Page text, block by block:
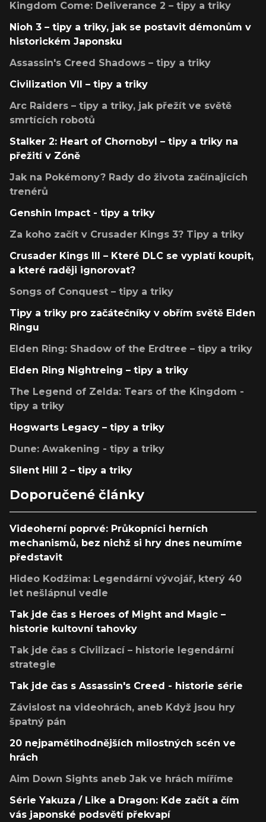
Kingdom Come: Deliverance 2 – tipy a triky
Nioh 3 – tipy a triky, jak se postavit démonům v
historickém Japonsku
Assassin's Creed Shadows – tipy a triky
Civilization VII – tipy a triky
Arc Raiders – tipy a triky, jak přežít ve světě
smrtících robotů
Stalker 2: Heart of Chornobyl – tipy a triky na
přežití v Zóně
Jak na Pokémony? Rady do života začínajících
trenérů
Genshin Impact - tipy a triky
Za koho začít v Crusader Kings 3? Tipy a triky
Crusader Kings III – Které DLC se vyplatí koupit,
a které raději ignorovat?
Songs of Conquest – tipy a triky
Tipy a triky pro začátečníky v obřím světě Elden
Ringu
Elden Ring: Shadow of the Erdtree – tipy a triky
Elden Ring Nightreing – tipy a triky
The Legend of Zelda: Tears of the Kingdom -
tipy a triky
Hogwarts Legacy – tipy a triky
Dune: Awakening - tipy a triky
Silent Hill 2 – tipy a triky
Doporučené články
Videoherní poprvé: Průkopníci herních
mechanismů, bez nichž si hry dnes neumíme
představit
Hideo Kodžima: Legendární vývojář, který 40
let nešlápnul vedle
Tak jde čas s Heroes of Might and Magic –
historie kultovní tahovky
Tak jde čas s Civilizací – historie legendární
strategie
Tak jde čas s Assassin's Creed - historie série
Závislost na videohrách, aneb Když jsou hry
špatný pán
20 nejpamětihodnějších milostných scén ve
hrách
Aim Down Sights aneb Jak ve hrách míříme
Série Yakuza / Like a Dragon: Kde začít a čím
vás japonské podsvětí překvapí